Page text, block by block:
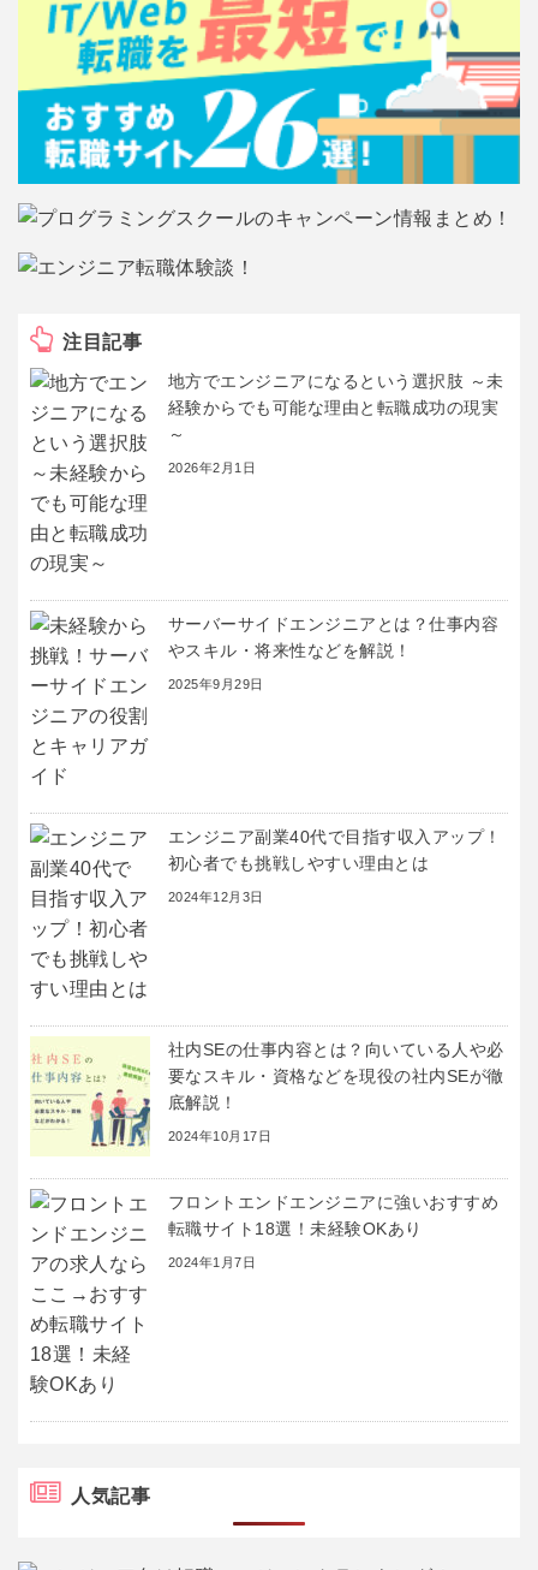
注目記事
地方でエンジニアになるという選択肢 ～未
経験からでも可能な理由と転職成功の現実
～
2026年2月1日
サーバーサイドエンジニアとは？仕事内容
やスキル・将来性などを解説！
2025年9月29日
エンジニア副業40代で目指す収入アップ！
初心者でも挑戦しやすい理由とは
2024年12月3日
社内SEの仕事内容とは？向いている人や必
要なスキル・資格などを現役の社内SEが徹
底解説！
2024年10月17日
フロントエンドエンジニアに強いおすすめ
転職サイト18選！未経験OKあり
2024年1月7日
人気記事